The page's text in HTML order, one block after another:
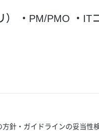
PM/PMO
IT
針・ガイドラインの妥当性